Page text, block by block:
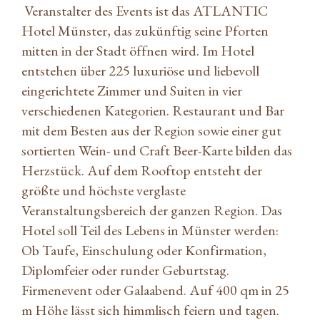
Veranstalter des Events ist das ATLANTIC
Hotel Münster, das zukünftig seine Pforten
mitten in der Stadt öffnen wird. Im Hotel
entstehen über 225 luxuriöse und liebevoll
eingerichtete Zimmer und Suiten in vier
verschiedenen Kategorien. Restaurant und Bar
mit dem Besten aus der Region sowie einer gut
sortierten Wein- und Craft Beer-Karte bilden das
Herzstück. Auf dem Rooftop entsteht der
größte und höchste verglaste
Veranstaltungsbereich der ganzen Region. Das
Hotel soll Teil des Lebens in Münster werden:
Ob Taufe, Einschulung oder Konfirmation,
Diplomfeier oder runder Geburtstag.
Firmenevent oder Galaabend. Auf 400 qm in 25
m Höhe lässt sich himmlisch feiern und tagen.